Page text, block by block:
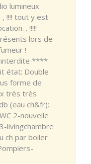
lumineux
, !!!! tout y est
. !!!!!
lors de
!
interdite ****
état: Double
forme de
très très
(eau ch&fr):
2-nouvelle
livingchambre
ch par boiler